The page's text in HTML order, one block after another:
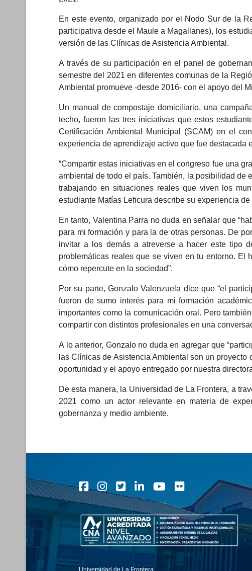
En este evento, organizado por el Nodo Sur de la
participativa desde el Maule a Magallanes), los
versión de las Clínicas de Asistencia Ambiental.
A través de su participación en el panel de
semestre del 2021 en diferentes comunas de la
Ambiental promueve -desde 2016- con el apoyo del
Un manual de compostaje domiciliario, una
techo, fueron las tres iniciativas que estos
Certificación Ambiental Municipal (SCAM) en el
experiencia de aprendizaje activo que fue destacada
“Compartir estas iniciativas en el congreso fue una
ambiental de todo el país. También, la posibilidad de
trabajando en situaciones reales que viven los
estudiante Matías Leficura describe su experiencia
En tanto, Valentina Parra no duda en señalar que
para mi formación y para la de otras personas. De
invitar a los demás a atreverse a hacer este tipo
problemáticas reales que se viven en tu entorno. El
cómo repercute en la sociedad”.
Por su parte, Gonzalo Valenzuela dice que “el
fueron de sumo interés para mi formación
importantes como la comunicación oral. Pero
compartir con distintos profesionales en una
A lo anterior, Gonzalo no duda en agregar que
las Clínicas de Asistencia Ambiental son un
oportunidad y el apoyo entregado por nuestra
De esta manera, la Universidad de La Frontera, a
2021 como un actor relevante en materia de
gobernanza y medio ambiente.
Universidad de La Frontera